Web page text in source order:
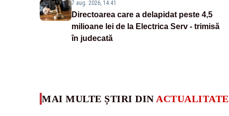
7 aug. 2026, 14:41
Directoarea care a delapidat peste 4,5
milioane lei de la Electrica Serv - trimisă
în judecată
MAI MULTE ȘTIRI DIN ACTUALITATE